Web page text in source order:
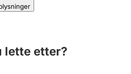
lette etter?